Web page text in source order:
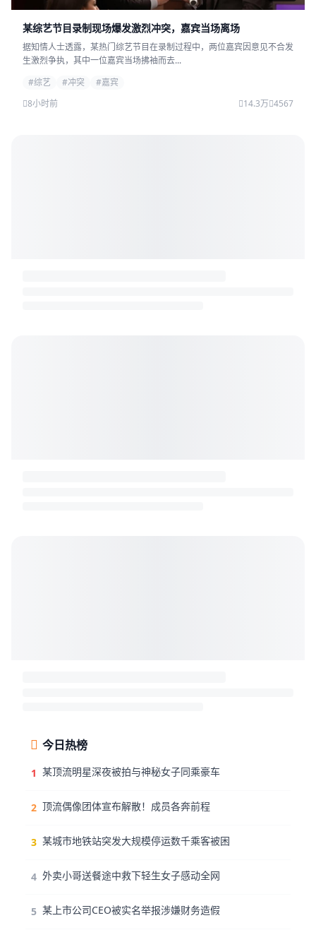
某综艺节目录制现场爆发激烈冲突，嘉宾当场离场
据知情人士透露，某热门综艺节目在录制过程中，两位嘉宾因意见不合发
生激烈争执，其中一位嘉宾当场拂袖而去...
#综艺
#冲突
#嘉宾
8小时前
14.3万 4567
今日热榜
1 某顶流明星深夜被拍与神秘女子同乘豪车
2 顶流偶像团体宣布解散！成员各奔前程
3 某城市地铁站突发大规模停运数千乘客被困
4 外卖小哥送餐途中救下轻生女子感动全网
5 某上市公司CEO被实名举报涉嫌财务造假